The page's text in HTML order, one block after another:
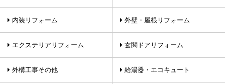
内装リフォーム 外壁・屋根リフォーム
エクステリアリフォーム 玄関ドアリフォーム
外構工事その他 給湯器・エコキュート